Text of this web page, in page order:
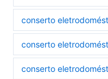
conserto
conserto
conserto